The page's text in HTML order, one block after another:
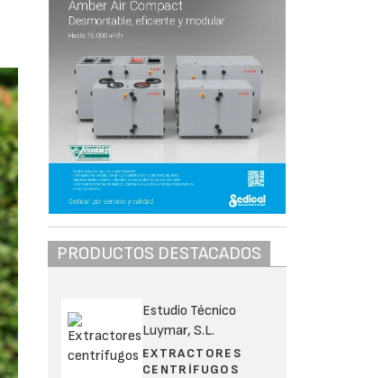
PRODUCTOS DESTACADOS
Estudio Técnico
Luymar, S.L.
EXTRACTORES
CENTRÍFUGOS